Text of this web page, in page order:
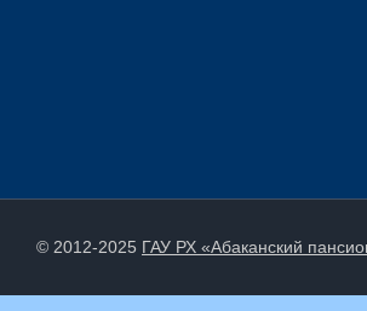
© 2012-2025 ГАУ РХ «Абаканский